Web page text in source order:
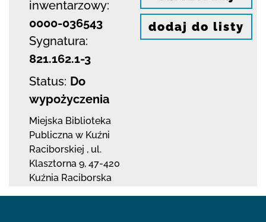
inwentarzowy:
0000-036543
Sygnatura:
821.162.1-3
Status: Do
wypożyczenia
Miejska Biblioteka
Publiczna w Kuźni
Raciborskiej , ul.
Klasztorna 9, 47-420
Kuźnia Raciborska
dodaj do listy